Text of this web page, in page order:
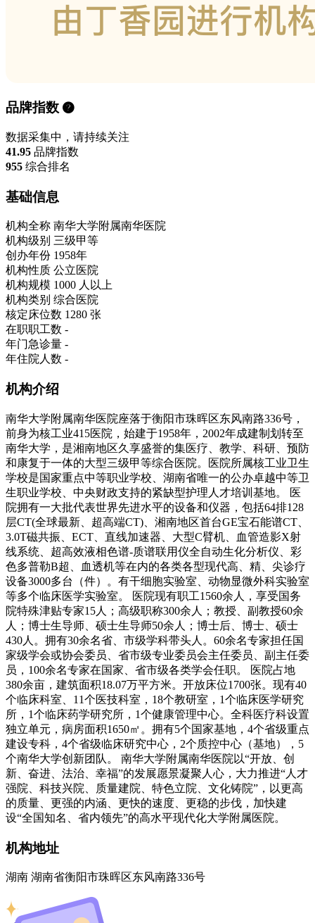
品牌指数
数据采集中，请持续关注
41.95 品牌指数
955 综合排名
基础信息
机构全称 南华大学附属南华医院
机构级别 三级甲等
创办年份 1958年
机构性质 公立医院
机构规模 1000 人以上
机构类别 综合医院
核定床位数 1280 张
在职职工数 -
年门急诊量 -
年住院人数 -
机构介绍
南华大学附属南华医院座落于衡阳市珠晖区东风南路336号，
前身为核工业415医院，始建于1958年，2002年成建制划转至
南华大学，是湘南地区久享盛誉的集医疗、教学、科研、预防
和康复于一体的大型三级甲等综合医院。医院所属核工业卫生
学校是国家重点中等职业学校、湖南省唯一的公办卓越中等卫
生职业学校、中央财政支持的紧缺型护理人才培训基地。 医
院拥有一大批代表世界先进水平的设备和仪器，包括64排128
层CT(全球最新、超高端CT)、湘南地区首台GE宝石能谱CT、
3.0T磁共振、ECT、直线加速器、大型C臂机、血管造影X射
线系统、超高效液相色谱-质谱联用仪全自动生化分析仪、彩
色多普勒B超、血透机等在内的各类各型现代高、精、尖诊疗
设备3000多台（件）。有干细胞实验室、动物显微外科实验室
等多个临床医学实验室。 医院现有职工1560余人，享受国务
院特殊津贴专家15人；高级职称300余人；教授、副教授60余
人；博士生导师、硕士生导师50余人；博士后、博士、硕士
430人。拥有30余名省、市级学科带头人。60余名专家担任国
家级学会或协会委员、省市级专业委员会主任委员、副主任委
员，100余名专家在国家、省市级各类学会任职。 医院占地
380余亩，建筑面积18.07万平方米。开放床位1700张。现有40
个临床科室、11个医技科室，18个教研室，1个临床医学研究
所，1个临床药学研究所，1个健康管理中心。全科医疗科设置
独立单元，病房面积1650㎡。拥有5个国家基地，4个省级重点
建设专科，4个省级临床研究中心，2个质控中心（基地），5
个南华大学创新团队。 南华大学附属南华医院以“开放、创
新、奋进、法治、幸福”的发展愿景凝聚人心，大力推进“人才
强院、科技兴院、质量建院、特色立院、文化铸院”，以更高
的质量、更强的内涵、更快的速度、更稳的步伐，加快建
设“全国知名、省内领先”的高水平现代化大学附属医院。
机构地址
湖南 湖南省衡阳市珠晖区东风南路336号